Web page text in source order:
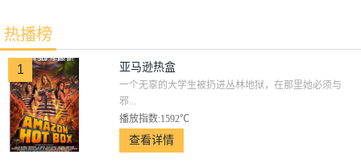
热播榜
1 亚马逊热盒
一个无辜的大学生被扔进丛林地狱，在那里她必须与
邪...
播放指数:1592℃
查看详情